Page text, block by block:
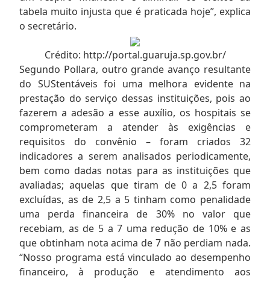
tabela muito injusta que é praticada hoje”, explica
o secretário.
Crédito: http://portal.guaruja.sp.gov.br/
Segundo Pollara, outro grande avanço resultante
do SUStentáveis foi uma melhora evidente na
prestação do serviço dessas instituições, pois ao
fazerem a adesão a esse auxílio, os hospitais se
comprometeram a atender às exigências e
requisitos do convênio – foram criados 32
indicadores a serem analisados periodicamente,
bem como dadas notas para as instituições que
avaliadas; aquelas que tiram de 0 a 2,5 foram
excluídas, as de 2,5 a 5 tinham como penalidade
uma perda financeira de 30% no valor que
recebiam, as de 5 a 7 uma redução de 10% e as
que obtinham nota acima de 7 não perdiam nada.
“Nosso programa está vinculado ao desempenho
financeiro, à produção e atendimento aos